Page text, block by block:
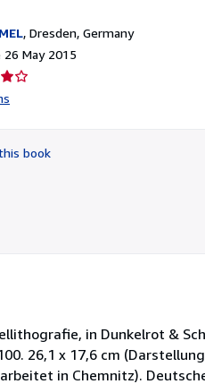
, Dresden, Germany
May 2015
book
in Dunkelrot &
26,1 x 17,6 cm
in Chemnitz).